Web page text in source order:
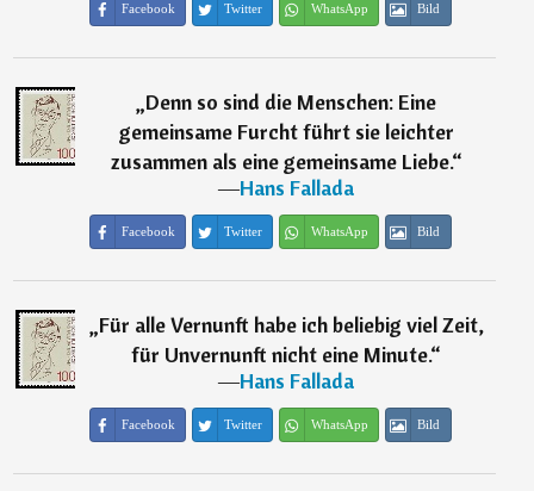
Facebook Twitter WhatsApp Bild
„Denn so sind die Menschen: Eine
gemeinsame Furcht führt sie leichter
zusammen als eine gemeinsame Liebe.“
―Hans Fallada
Facebook Twitter WhatsApp Bild
„Für alle Vernunft habe ich beliebig viel Zeit,
für Unvernunft nicht eine Minute.“
―Hans Fallada
Facebook Twitter WhatsApp Bild